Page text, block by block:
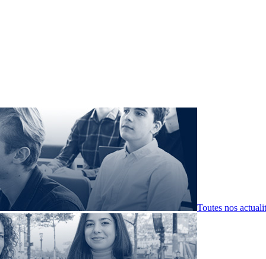
Toutes nos